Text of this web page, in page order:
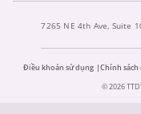
7265 NE 4th Ave, Suite
Điều khoản sử dụng Chính
© 2026